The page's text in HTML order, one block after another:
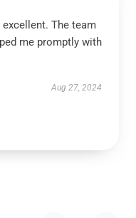
The team
me promptly with
Aug 27, 2024